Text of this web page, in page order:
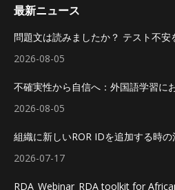
最新ニュース
問題文は読みましたか？ テスト不
2026-08-05
不確実性から自信へ：外国語学習に
2026-08-05
組織に新しいROR IDを追加する時の
2026-07-17
RDA_Webinar_RDA toolkit for